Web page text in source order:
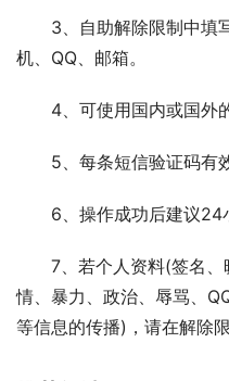
3、自助解除限制中填
机、QQ、邮箱。
4、可使用国内或国外的
5、每条短信验证码有效
6、操作成功后建议24
7、若个人资料(签名、
情、暴力、政治、辱骂、
等信息的传播)，请在解除